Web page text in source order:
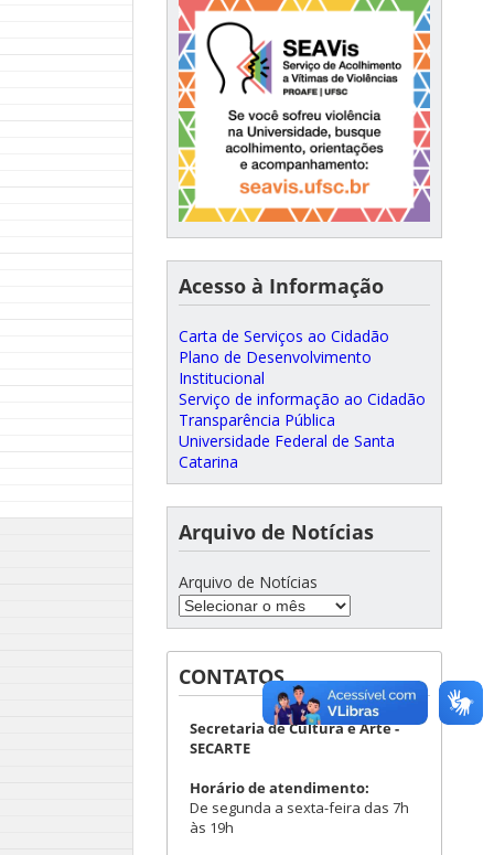
Acesso à Informação
Carta de Serviços ao Cidadão
Plano de Desenvolvimento
Institucional
Serviço de informação ao Cidadão
Transparência Pública
Universidade Federal de Santa
Catarina
Arquivo de Notícias
Arquivo de Notícias
CONTATOS
Secretaria de Cultura e Arte -
SECARTE
Horário de atendimento:
De segunda a sexta-feira das 7h
às 19h